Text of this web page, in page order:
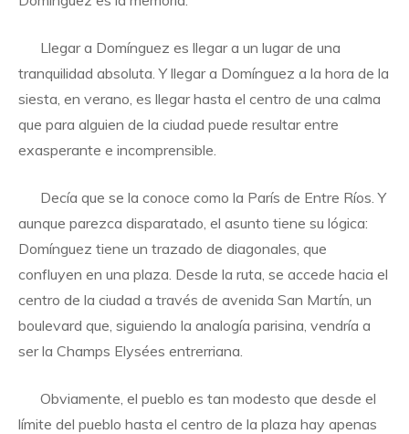
Llegar a Domínguez es llegar a un lugar de una
tranquilidad absoluta. Y llegar a Domínguez a la hora de la
siesta, en verano, es llegar hasta el centro de una calma
que para alguien de la ciudad puede resultar entre
exasperante e incomprensible.
Decía que se la conoce como la París de Entre Ríos. Y
aunque parezca disparatado, el asunto tiene su lógica:
Domínguez tiene un trazado de diagonales, que
confluyen en una plaza. Desde la ruta, se accede hacia el
centro de la ciudad a través de avenida San Martín, un
boulevard que, siguiendo la analogía parisina, vendría a
ser la Champs Elysées entrerriana.
Obviamente, el pueblo es tan modesto que desde el
límite del pueblo hasta el centro de la plaza hay apenas